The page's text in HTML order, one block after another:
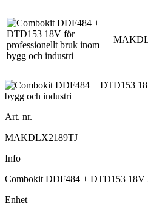
Art. nr.
MAKDLX2189TJ
Info
Combokit DDF484 + DTD153 18V
Enhet